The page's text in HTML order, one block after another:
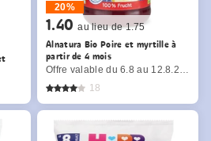
20%
1.40 au lieu de 1.75
Alnatura Bio Poire et myrtille à
partir de 4 mois
Offre valable du 6.8 au 12.8.2026, jusqu’à épuisement du stock.
18